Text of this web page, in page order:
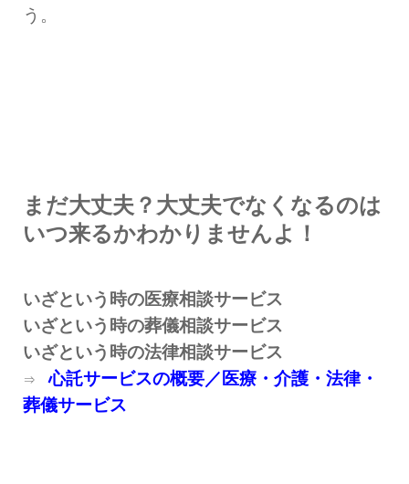
う。
まだ大丈夫？大丈夫でなくなるのは
いつ来るかわかりませんよ！
いざという時の医療相談サービス
いざという時の葬儀相談サービス
いざという時の法律相談サービス
⇒心託サービスの概要／医療・介護・法律・
葬儀サービス